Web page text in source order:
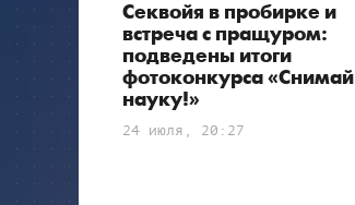
Секвойя в пробирке и
встреча с пращуром:
подведены итоги
фотоконкурса «Снимай
науку!»
24 июля, 20:27